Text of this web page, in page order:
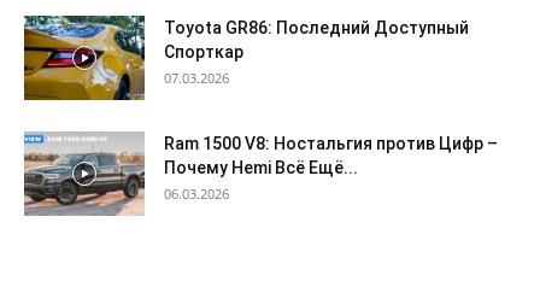
Toyota GR86: Последний Доступный
Спорткар
07.03.2026
Ram 1500 V8: Ностальгия против Цифр –
Почему Hemi Всё Ещё...
06.03.2026